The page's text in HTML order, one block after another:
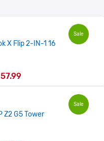
Sale
X Flip 2-IN-1 16
Sale
G5 Tower